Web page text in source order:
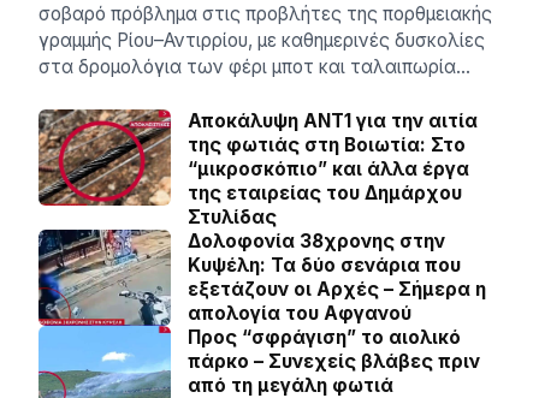
σοβαρό πρόβλημα στις προβλήτες της πορθμειακής
γραμμής Ρίου–Αντιρρίου, με καθημερινές δυσκολίες
στα δρομολόγια των φέρι μποτ και ταλαιπωρία…
Αποκάλυψη ΑΝΤ1 για την αιτία
της φωτιάς στη Βοιωτία: Στο
“μικροσκόπιο” και άλλα έργα
της εταιρείας του Δημάρχου
Στυλίδας
Δολοφονία 38χρονης στην
Κυψέλη: Τα δύο σενάρια που
εξετάζουν οι Αρχές – Σήμερα η
απολογία του Αφγανού
Προς “σφράγιση” το αιολικό
πάρκο – Συνεχείς βλάβες πριν
από τη μεγάλη φωτιά